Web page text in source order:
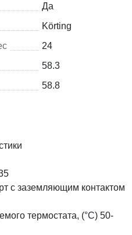
Да
Körting
24
58.3
58.8
с заземляющим контактом
термостата, (°C) 50-